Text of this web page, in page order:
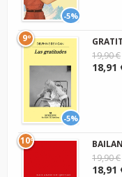
-5%
-5%
9º
19,90 €
18,91
10º
19,90 €
18,91